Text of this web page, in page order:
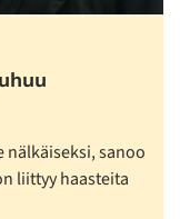
sanoo
liittyy haasteita